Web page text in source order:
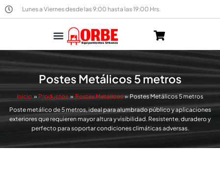
al
Lunes a Viernes desde las 9:00 hasta las 19:00 Hrs.
Postes Metálicos 5 metros
Inicio Productos Postes Metálicos
Postes Metálicos 5 metros
Poste metálico de 5 metros, ideal para alumbrado público y aplicaciones
exteriores que requieren mayor altura y visibilidad. Resistente, duradero y
perfecto para soportar condiciones climáticas adversas.